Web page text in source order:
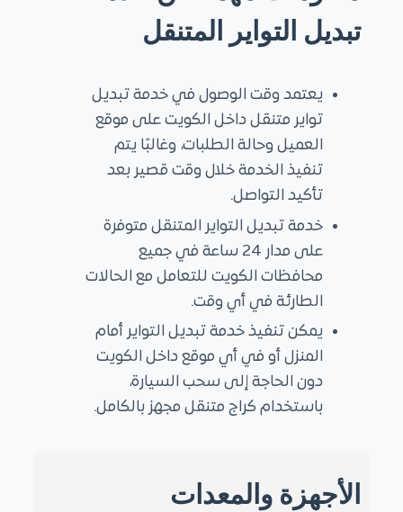
تبديل التواير المتنقل
يعتمد وقت الوصول في خدمة تبديل
تواير متنقل داخل الكويت على موقع
العميل وحالة الطلبات، وغالبًا يتم
تنفيذ الخدمة خلال وقت قصير بعد
تأكيد التواصل.
خدمة تبديل التواير المتنقل متوفرة
على مدار 24 ساعة في جميع
محافظات الكويت للتعامل مع الحالات
الطارئة في أي وقت.
يمكن تنفيذ خدمة تبديل التواير أمام
المنزل أو في أي موقع داخل الكويت
دون الحاجة إلى سحب السيارة،
باستخدام كراج متنقل مجهز بالكامل.
الأجهزة والمعدات